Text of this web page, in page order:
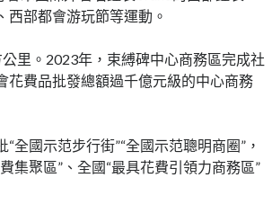
部都會游玩節等運動。
里。2023年，束縛碑中心商務區完成社
花費品批發總額過千億元級的中心商務
全國示范步行街”“全國示范聰明商圈”，
集聚區”、全國“最具花費引領力商務區”